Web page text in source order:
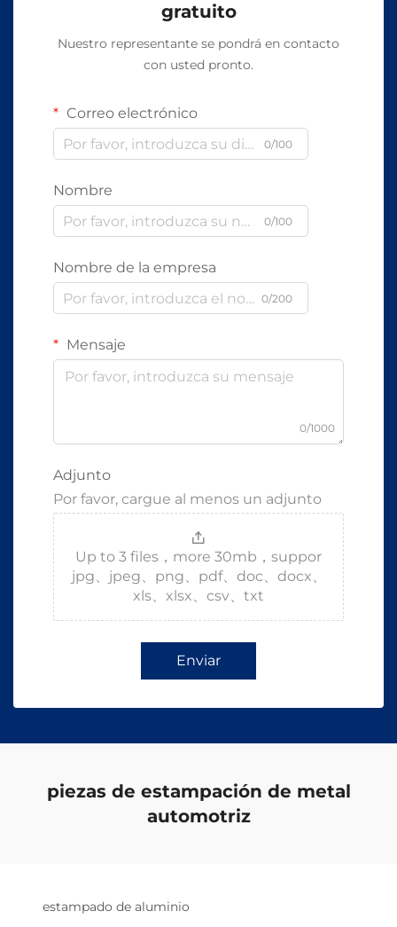
gratuito
Nuestro representante se pondrá en contacto
con usted pronto.
Correo electrónico
0/100
Nombre
0/100
Nombre de la empresa
0/200
Mensaje
0/1000
Adjunto
Por favor, cargue al menos un adjunto
Up to 3 files，more 30mb，suppor
jpg、jpeg、png、pdf、doc、docx、
xls、xlsx、csv、txt
Enviar
piezas de estampación de metal
automotriz
estampado de aluminio